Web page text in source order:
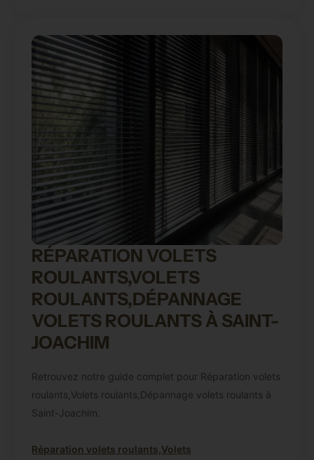
RÉPARATION VOLETS
ROULANTS,VOLETS
ROULANTS,DÉPANNAGE
VOLETS ROULANTS À SAINT-
JOACHIM
Retrouvez notre guide complet pour Réparation volets
roulants,Volets roulants,Dépannage volets roulants à
Saint-Joachim.
Réparation volets roulants,Volets